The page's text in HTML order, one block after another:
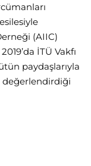
(AIIC)
İTÜ Vakfı
paydaşlarıyla
değerlendirdiği